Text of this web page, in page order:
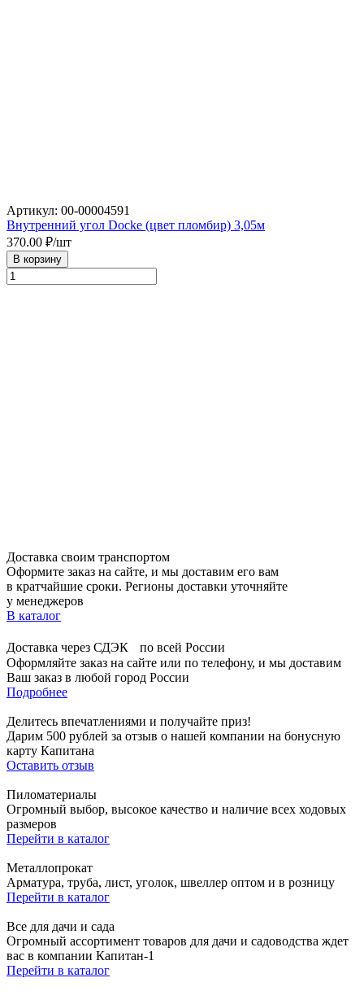
Артикул: 00-00004591
Внутренний угол Docke (цвет пломбир) 3,05м
370.00 ₽/шт
В корзину
Доставка своим транспортом
Оформите заказ на сайте, и мы доставим его вам
в кратчайшие сроки. Регионы доставки уточняйте
у менеджеров
В каталог
Доставка через СДЭК по всей России
Оформляйте заказ на сайте или по телефону, и мы доставим
Ваш заказ в любой город России
Подробнее
Делитесь впечатлениями и получайте приз!
Дарим 500 рублей за отзыв о нашей компании на бонусную
карту Капитана
Оставить отзыв
Пиломатериалы
Огромный выбор, высокое качество и наличие всех ходовых
размеров
Перейти в каталог
Металлопрокат
Арматура, труба, лист, уголок, швеллер оптом и в розницу
Перейти в каталог
Все для дачи и сада
Огромный ассортимент товаров для дачи и садоводства ждет
вас в компании Капитан-1
Перейти в каталог